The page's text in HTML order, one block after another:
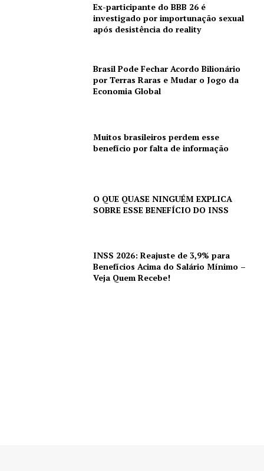
Ex-participante do BBB 26 é
investigado por importunação sexual
após desistência do reality
Brasil Pode Fechar Acordo Bilionário
por Terras Raras e Mudar o Jogo da
Economia Global
Muitos brasileiros perdem esse
benefício por falta de informação
O QUE QUASE NINGUÉM EXPLICA
SOBRE ESSE BENEFÍCIO DO INSS
INSS 2026: Reajuste de 3,9% para
Benefícios Acima do Salário Mínimo –
Veja Quem Recebe!